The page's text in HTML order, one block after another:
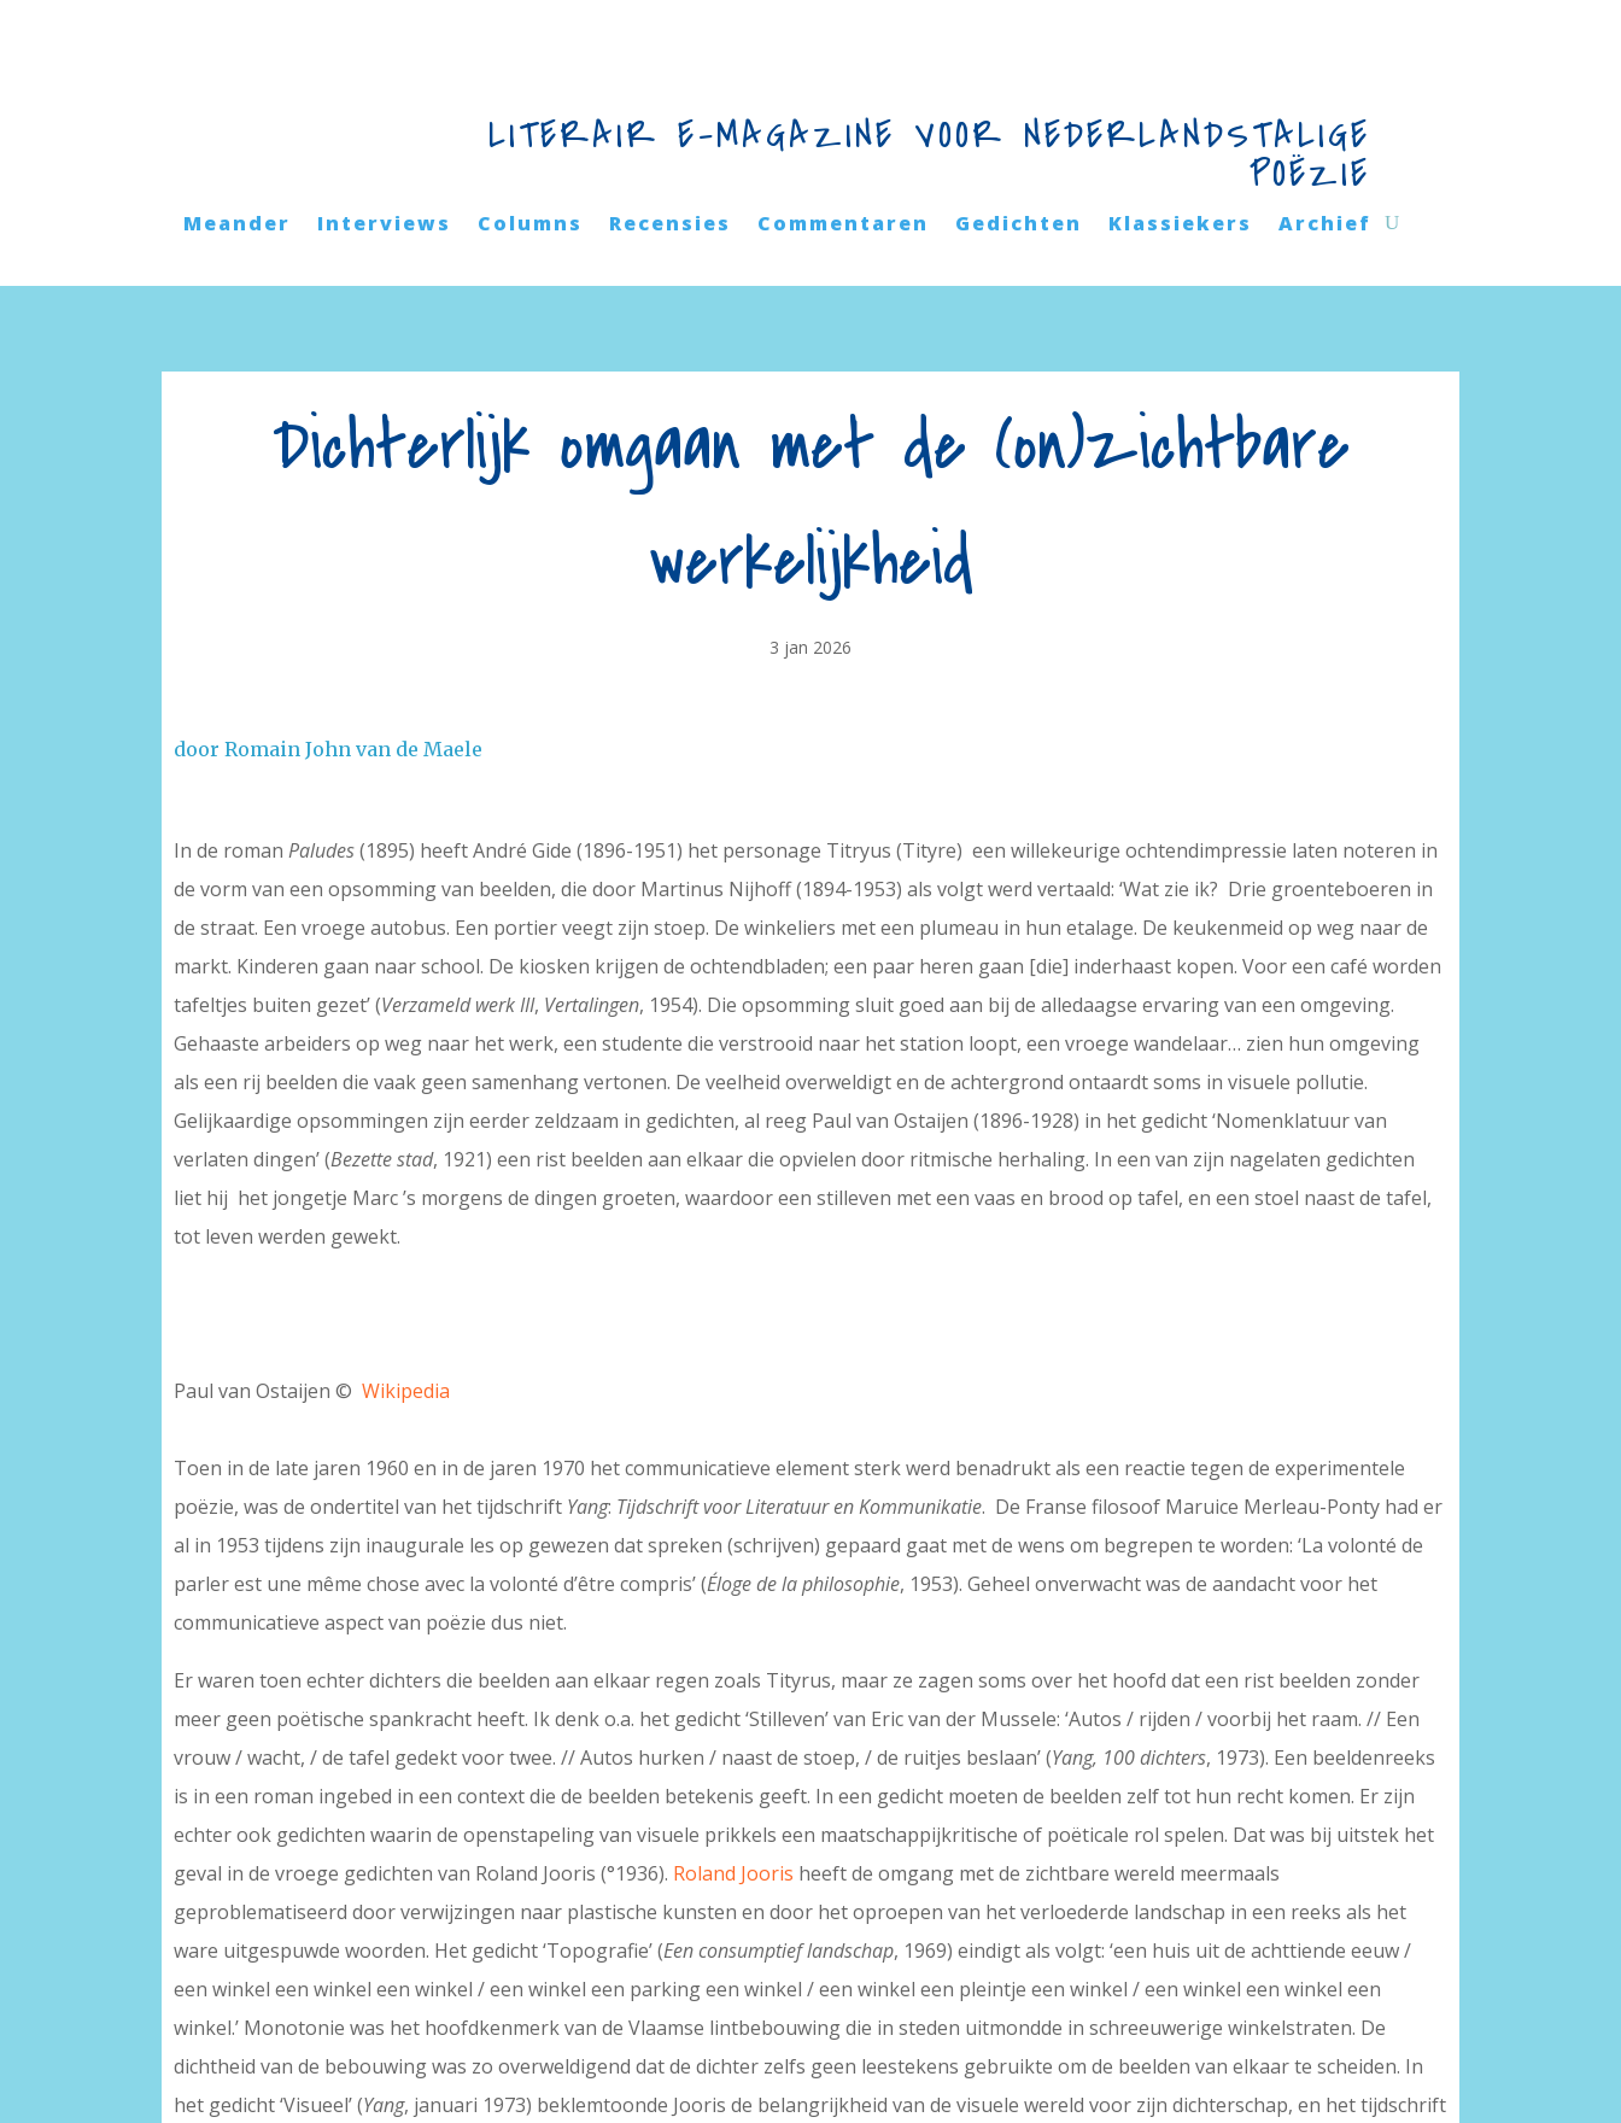
LITERAIR E-MAGAZINE VOOR NEDERLANDSTALIGE
POËZIE
Meander Interviews Columns Recensies Commentaren Gedichten Klassiekers Archief
Dichterlijk omgaan met de (on)zichtbare
werkelijkheid
3 jan 2026
door Romain John van de Maele
In de romanPaludes(1895) heeft André Gide (1896-1951) het personage Titryus (Tityre) een willekeurige ochtendimpressie laten noteren in
de vorm van een opsomming van beelden, die door Martinus Nijhoff (1894-1953) als volgt werd vertaald: ‘Wat zie ik? Drie groenteboeren in
de straat. Een vroege autobus. Een portier veegt zijn stoep. De winkeliers met een plumeau in hun etalage. De keukenmeid op weg naar de
markt. Kinderen gaan naar school. De kiosken krijgen de ochtendbladen; een paar heren gaan [die] inderhaast kopen. Voor een café worden
tafeltjes buiten gezet’ (Verzameld werk III, Vertalingen, 1954). Die opsomming sluit goed aan bij de alledaagse ervaring van een omgeving.
Gehaaste arbeiders op weg naar het werk, een studente die verstrooid naar het station loopt, een vroege wandelaar… zien hun omgeving
als een rij beelden die vaak geen samenhang vertonen. De veelheid overweldigt en de achtergrond ontaardt soms in visuele pollutie.
Gelijkaardige opsommingen zijn eerder zeldzaam in gedichten, al reeg Paul van Ostaijen (1896-1928) in het gedicht ‘Nomenklatuur van
verlaten dingen’ (Bezette stad, 1921) een rist beelden aan elkaar die opvielen door ritmische herhaling. In een van zijn nagelaten gedichten
liet hij het jongetje Marc ’s morgens de dingen groeten, waardoor een stilleven met een vaas en brood op tafel, en een stoel naast de tafel,
tot leven werden gewekt.
Paul van Ostaijen ©Wikipedia
Toen in de late jaren 1960 en in de jaren 1970 het communicatieve element sterk werd benadrukt als een reactie tegen de experimentele
poëzie, was de ondertitel van het tijdschrift Yang: Tijdschrift voor Literatuur en Kommunikatie. De Franse filosoof Maruice Merleau-Ponty had er
al in 1953 tijdens zijn inaugurale les op gewezen dat spreken (schrijven) gepaard gaat met de wens om begrepen te worden: ‘La volonté de
parler est une même chose avec la volonté d’être compris’ (Éloge de la philosophie, 1953). Geheel onverwacht was de aandacht voor het
communicatieve aspect van poëzie dus niet.
Er waren toen echter dichters die beelden aan elkaar regen zoals Tityrus, maar ze zagen soms over het hoofd dat een rist beelden zonder
meer geen poëtische spankracht heeft. Ik denk o.a. het gedicht ‘Stilleven’ van Eric van der Mussele: ‘Autos / rijden / voorbij het raam. // Een
vrouw / wacht, / de tafel gedekt voor twee. // Autos hurken / naast de stoep, / de ruitjes beslaan’ (Yang, 100 dichters, 1973). Een beeldenreeks
is in een roman ingebed in een context die de beelden betekenis geeft. In een gedicht moeten de beelden zelf tot hun recht komen. Er zijn
echter ook gedichten waarin de openstapeling van visuele prikkels een maatschappijkritische of poëticale rol spelen. Dat was bij uitstek het
geval in de vroege gedichten van Roland Jooris (°1936). Roland Jooris heeft de omgang met de zichtbare wereld meermaals
geproblematiseerd door verwijzingen naar plastische kunsten en door het oproepen van het verloederde landschap in een reeks als het
ware uitgespuwde woorden. Het gedicht ‘Topografie’ (Een consumptief landschap, 1969) eindigt als volgt: ‘een huis uit de achttiende eeuw /
een winkel een winkel een winkel / een winkel een parking een winkel / een winkel een pleintje een winkel / een winkel een winkel een
winkel.’ Monotonie was het hoofdkenmerk van de Vlaamse lintbebouwing die in steden uitmondde in schreeuwerige winkelstraten. De
dichtheid van de bebouwing was zo overweldigend dat de dichter zelfs geen leestekens gebruikte om de beelden van elkaar te scheiden. In
het gedicht ‘Visueel’ (Yang, januari 1973) beklemtoonde Jooris de belangrijkheid van de visuele wereld voor zijn dichterschap, en het tijdschrift